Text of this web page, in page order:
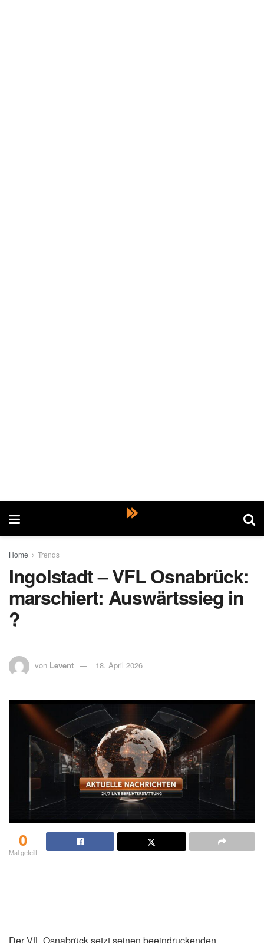
Home Trends
Ingolstadt – VFL Osnabrück:
marschiert: Auswärtssieg in
?
von Levent 18. April 2026
0
Mal geteilt